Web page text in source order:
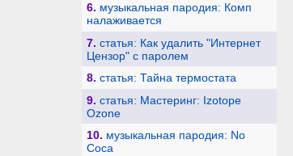
6. музыкальная пародия: Комп
налаживается
7. статья: Как удалить "Интернет
Цензор" с паролем
8. статья: Тайна термостата
9. статья: Мастеринг: Izotope
Ozone
10. музыкальная пародия: No
Coca